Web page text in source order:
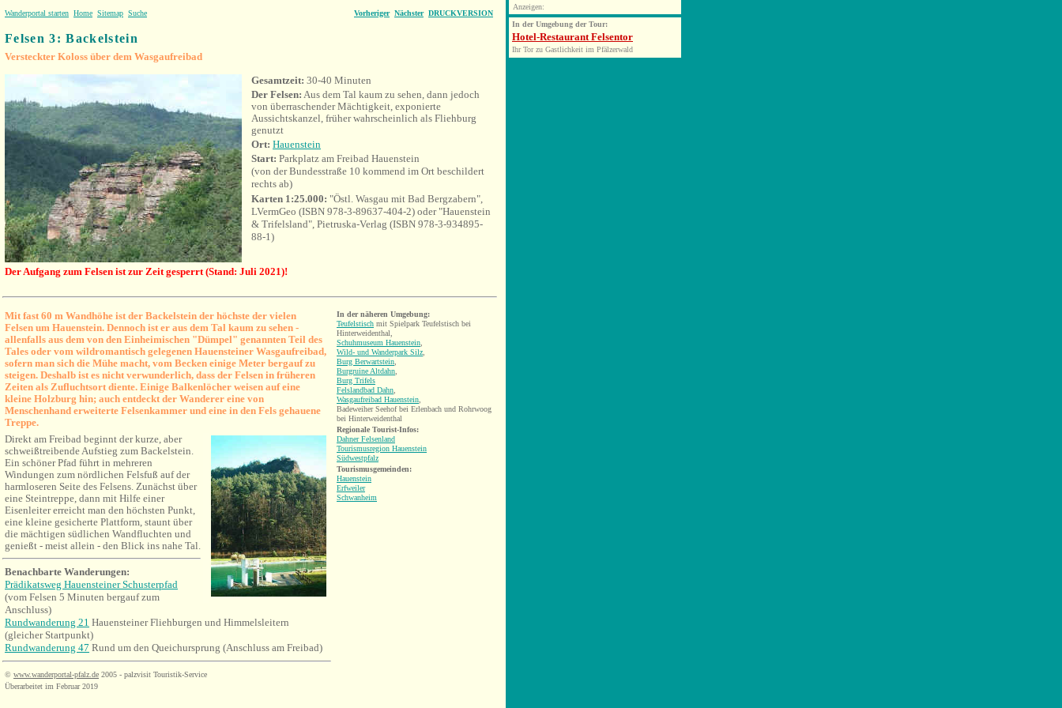
Wanderportal starten Home Sitemap Suche Vorheriger Nächster DRUCKVERSION
Felsen 3: Backelstein
Versteckter Koloss über dem Wasgaufreibad
Gesamtzeit: 30-40 Minuten
Der Felsen: Aus dem Tal kaum zu sehen, dann jedoch
von überraschender Mächtigkeit, exponierte
Aussichtskanzel, früher wahrscheinlich als Fliehburg
genutzt
Ort: Hauenstein
Start: Parkplatz am Freibad Hauenstein
(von der Bundesstraße 10 kommend im Ort beschildert
rechts ab)
Karten 1:25.000: "Östl. Wasgau mit Bad Bergzabern",
LVermGeo (ISBN 978-3-89637-404-2) oder "Hauenstein
& Trifelsland", Pietruska-Verlag (ISBN 978-3-934895-
88-1)
Der Aufgang zum Felsen ist zur Zeit gesperrt (Stand: Juli 2021)!
Mit fast 60 m Wandhöhe ist der Backelstein der höchste der vielen
Felsen um Hauenstein. Dennoch ist er aus dem Tal kaum zu sehen -
allenfalls aus dem von den Einheimischen "Dümpel" genannten Teil des
Tales oder vom wildromantisch gelegenen Hauensteiner Wasgaufreibad,
sofern man sich die Mühe macht, vom Becken einige Meter bergauf zu
steigen. Deshalb ist es nicht verwunderlich, dass der Felsen in früheren
Zeiten als Zufluchtsort diente. Einige Balkenlöcher weisen auf eine
kleine Holzburg hin; auch entdeckt der Wanderer eine von
Menschenhand erweiterte Felsenkammer und eine in den Fels gehauene
Treppe.
Direkt am Freibad beginnt der kurze, aber
schweißtreibende Aufstieg zum Backelstein.
Ein schöner Pfad führt in mehreren
Windungen zum nördlichen Felsfuß auf der
harmloseren Seite des Felsens. Zunächst über
eine Steintreppe, dann mit Hilfe einer
Eisenleiter erreicht man den höchsten Punkt,
eine kleine gesicherte Plattform, staunt über
die mächtigen südlichen Wandfluchten und
genießt - meist allein - den Blick ins nahe Tal.
Benachbarte Wanderungen:
Prädikatsweg Hauensteiner Schusterpfad
(vom Felsen 5 Minuten bergauf zum
Anschluss)
Rundwanderung 21 Hauensteiner Fliehburgen und Himmelsleitern
(gleicher Startpunkt)
Rundwanderung 47 Rund um den Queichursprung (Anschluss am Freibad)
© www.wanderportal-pfalz.de 2005 - palzvisit Touristik-Service
Überarbeitet im Februar 2019
In der näheren Umgebung:
Teufelstisch mit Spielpark Teufelstisch bei
Hinterweidenthal,
Schuhmuseum Hauenstein
Wild- und Wanderpark Silz
Burg Berwartstein
Burgruine Altdahn
Burg Trifels
Felslandbad Dahn
Wasgaufreibad Hauenstein
Badeweiher Seehof bei Erlenbach und Rohrwoog
bei Hinterweidenthal
Regionale Tourist-Infos:
Dahner Felsenland
Tourismusregion Hauenstein
Südwestpfalz
Tourismusgemeinden:
Hauenstein
Erfweiler
Schwanheim
Anzeigen:
In der Umgebung der Tour:
Hotel-Restaurant Felsentor
Ihr Tor zu Gastlichkeit im Pfälzerwald